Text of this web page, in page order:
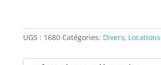
UGS : 1680 Catégories: Divers, Locations